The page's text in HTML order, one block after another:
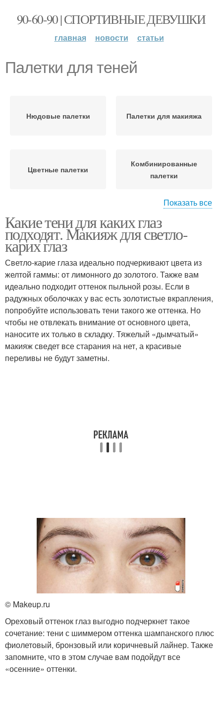
90-60-90 | СПОРТИВНЫЕ ДЕВУШКИ
главная новости статьи
Палетки для теней
Нюдовые палетки Палетки для макияжа
Цветные палетки
Комбинированные
палетки
финишами
Показать все
Какие тени для каких глаз
подходят. Макияж для светло-
карих глаз
Светло-карие глаза идеально подчеркивают цвета из
желтой гаммы: от лимонного до золотого. Также вам
идеально подходит оттенок пыльной розы. Если в
радужных оболочках у вас есть золотистые вкрапления,
попробуйте использовать тени такого же оттенка. Но
чтобы не отвлекать внимание от основного цвета,
наносите их только в складку. Тяжелый «дымчатый»
макияж сведет все старания на нет, а красивые
переливы не будут заметны.
© Makeup.ru
Ореховый оттенок глаз выгодно подчеркнет такое
сочетание: тени с шиммером оттенка шампанского плюс
фиолетовый, бронзовый или коричневый лайнер. Также
запомните, что в этом случае вам подойдут все
«осенние» оттенки.